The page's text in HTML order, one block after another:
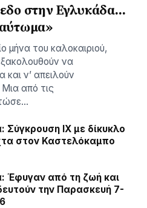
στην Εγλυκάδα…
μήνα του καλοκαιριού,
να
ν’ απειλούν
Μια από τις
Σύγκρουση ΙΧ με δίκυκλο
στον Καστελόκαμπο
Έφυγαν από τη ζωή και
την Παρασκευή 7-